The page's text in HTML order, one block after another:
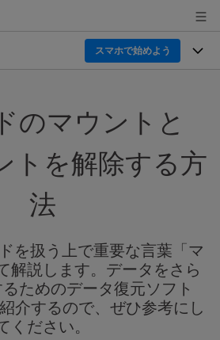
スマホで始めよう
復元ならRecoverit！確実な復元技術と
スマホで始めよう
Mac
AI
タを制限なく完全復元
復元
ョン 新着
ログイン
のマウントと
トを解除する方
法
を扱う上で重要な言葉「マ
解説します。データをさら
ためのデータ復元ソフト
介するので、ぜひ参考にし
ください。